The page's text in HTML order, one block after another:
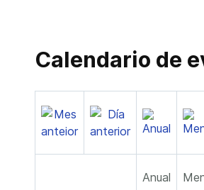
Calendario de
Anual